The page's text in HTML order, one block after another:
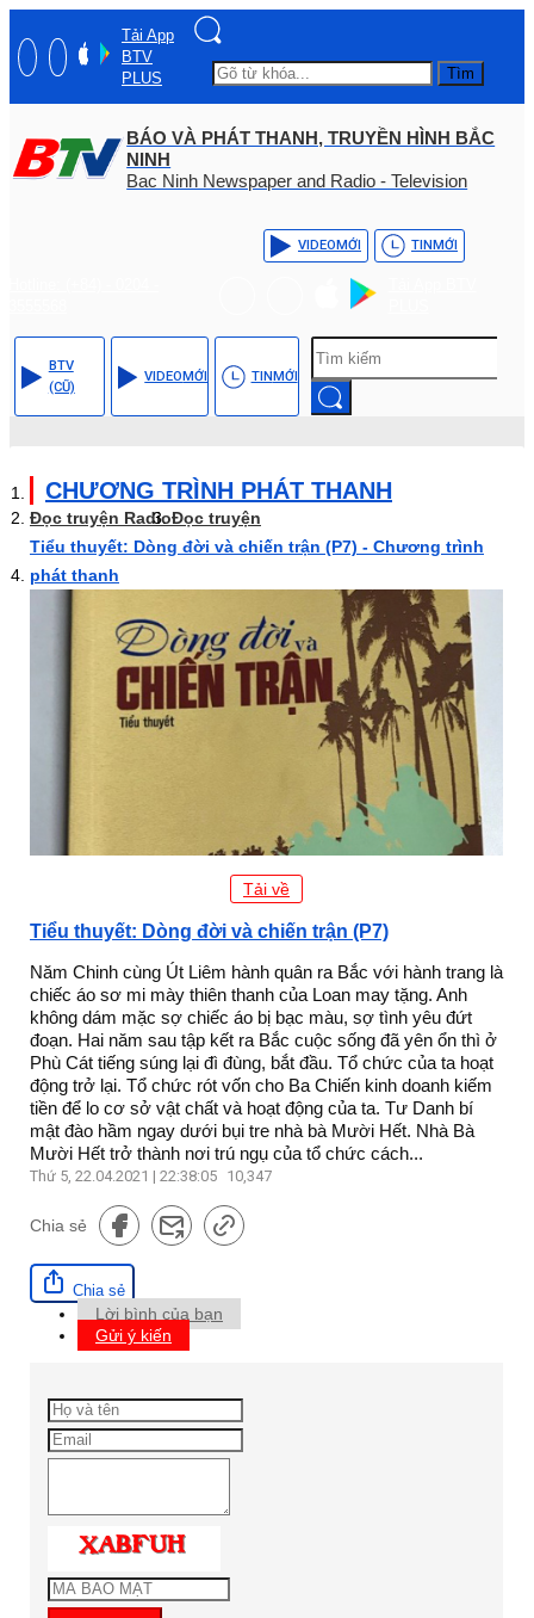
Tải App
BTV
PLUS
Tìm
BÁO VÀ PHÁT THANH, TRUYỀN HÌNH BẮC
NINH
Bac Ninh Newspaper and Radio - Television
VIDEOMỚI TINMỚI
BTV
(CŨ)
VIDEOMỚI TINMỚI
CHƯƠNG TRÌNH PHÁT THANH
Đọc truyện RadioĐọc truyện
Tiểu thuyết: Dòng đời và chiến trận (P7) - Chương trình
phát thanh
Tải về
Tiểu thuyết: Dòng đời và chiến trận (P7)
Năm Chinh cùng Út Liêm hành quân ra Bắc với hành trang là
chiếc áo sơ mi mày thiên thanh của Loan may tặng. Anh
không dám mặc sợ chiếc áo bị bạc màu, sợ tình yêu đứt
đoạn. Hai năm sau tập kết ra Bắc cuộc sống đã yên ổn thì ở
Phù Cát tiếng súng lại đì đùng, bắt đầu. Tổ chức của ta hoạt
động trở lại. Tổ chức rót vốn cho Ba Chiến kinh doanh kiếm
tiền để lo cơ sở vật chất và hoạt động của ta. Tư Danh bí
mật đào hầm ngay dưới bụi tre nhà bà Mười Hết. Nhà Bà
Mười Hết trở thành nơi trú ngụ của tổ chức cách...
Thứ 5, 22.04.2021 | 22:38:05 10,347
Chia sẻ
Chia sẻ
Lời bình của bạn
Gửi ý kiến